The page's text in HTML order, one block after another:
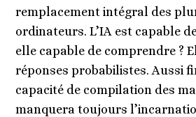
remplacement intégral des
ordinateurs. L’IA est capable
elle capable de comprendre ?
réponses probabilistes. Aussi
capacité de compilation des
manquera toujours